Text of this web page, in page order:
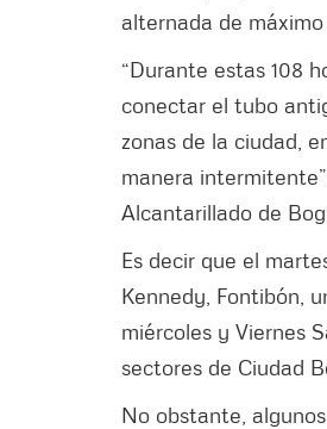
alternada de máximo
“Durante estas 108
conectar el tubo
zonas de la ciudad,
manera
Alcantarillado de
Es decir que el
Kennedy, Fontibón,
miércoles y Viernes
sectores de Ciudad
No obstante,